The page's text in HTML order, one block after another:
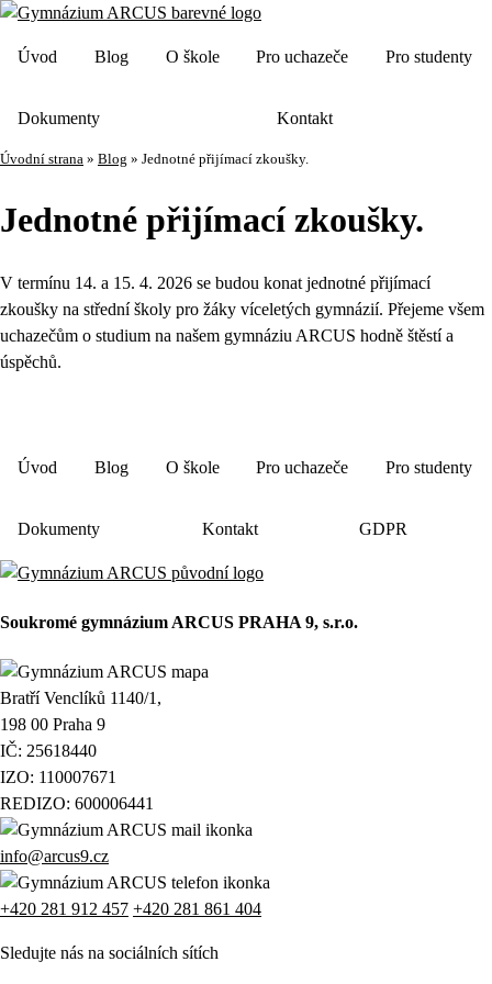
Úvod Blog O škole Pro uchazeče Pro studenty
Dokumenty Kontakt
Úvodní strana » Blog » Jednotné přijímací zkoušky.
Jednotné přijímací zkoušky.
V termínu 14. a 15. 4. 2026 se budou konat jednotné přijímací
zkoušky na střední školy pro žáky víceletých gymnázií. Přejeme všem
uchazečům o studium na našem gymnáziu ARCUS hodně štěstí a
úspěchů.
Úvod Blog O škole Pro uchazeče Pro studenty
Dokumenty Kontakt GDPR
Soukromé gymnázium ARCUS PRAHA 9, s.r.o.
Bratří Venclíků 1140/1,
198 00 Praha 9
IČ: 25618440
IZO: 110007671
REDIZO: 600006441
info@arcus9.cz
+420 281 912 457 +420 281 861 404
Sledujte nás na sociálních sítích